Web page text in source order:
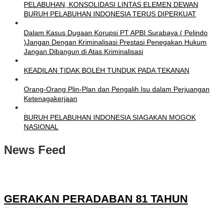
PELABUHAN, KONSOLIDASI LINTAS ELEMEN DEWAN
BURUH PELABUHAN INDONESIA TERUS DIPERKUAT
Dalam Kasus Dugaan Korupsi PT APBI Surabaya ( Pelindo
)Jangan Dengan Kriminalisasi Prestasi Penegakan Hukum
Jangan Dibangun di Atas Kriminalisasi
KEADILAN TIDAK BOLEH TUNDUK PADA TEKANAN
Orang-Orang Plin-Plan dan Pengalih Isu dalam Perjuangan
Ketenagakerjaan
BURUH PELABUHAN INDONESIA SIAGAKAN MOGOK
NASIONAL
News Feed
GERAKAN PERADABAN 81 TAHUN